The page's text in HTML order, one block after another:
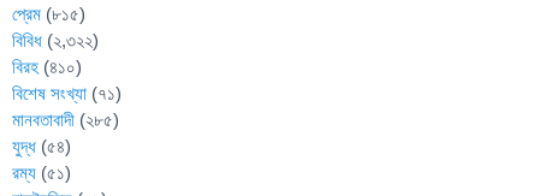
প্রেম (৮১৫)
বিবিধ (২,৩২২)
বিরহ (৪১০)
বিশেষ সংখ্যা (৭১)
মানবতাবাদী (২৮৫)
যুদ্ধ (৫৪)
রম্য (৫১)